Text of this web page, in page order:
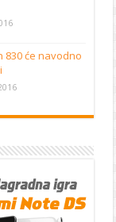
830 će navodno